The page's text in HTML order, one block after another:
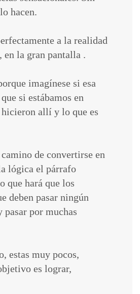
hacen.
a la realidad
en la gran pantalla .
imagínese si esa
si estábamos en
hicieron allí y lo que es
de convertirse en
lógica el párrafo
que hará que los
deben pasar ningún
por muchas
estas muy pocos,
es lograr,